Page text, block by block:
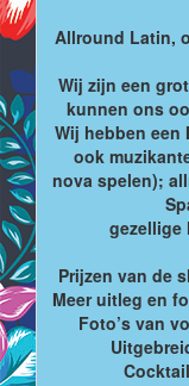
Allround Latin,
Wij zijn een
kunnen ons
Wij hebben een
ook
nova spelen);
gezellige
Prijzen van de
Meer uitleg en
Foto’s van